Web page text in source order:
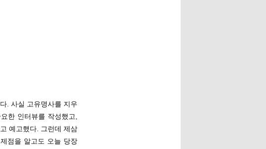
. 사실 고유명사를 지우
한 인터뷰를 작성했고,
예고했다. 그런데 제삼
점을 알고도 오늘 당장